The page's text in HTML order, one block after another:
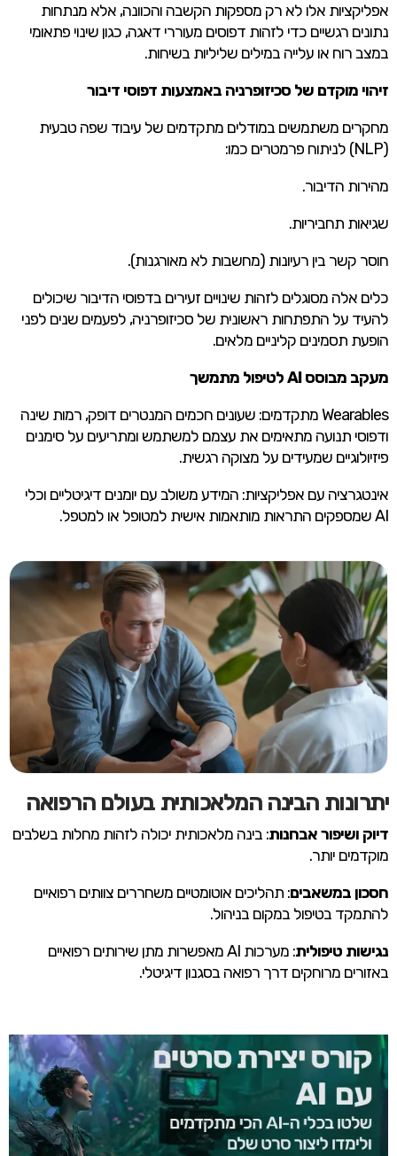
אפליקציות אלו לא רק מספקות הקשבה והכוונה, אלא מנתחות
נתונים רגשיים כדי לזהות דפוסים מעוררי דאגה, כגון שינוי פתאומי
במצב רוח או עלייה במילים שליליות בשיחות.
זיהוי מוקדם של סכיזופרניה באמצעות דפוסי דיבור
מחקרים משתמשים במודלים מתקדמים של עיבוד שפה טבעית
(NLP) לניתוח פרמטרים כמו:
מהירות הדיבור.
שגיאות תחביריות.
חוסר קשר בין רעיונות (מחשבות לא מאורגנות).
כלים אלה מסוגלים לזהות שינויים זעירים בדפוסי הדיבור שיכולים
להעיד על התפתחות ראשונית של סכיזופרניה, לפעמים שנים לפני
הופעת תסמינים קליניים מלאים.
מעקב מבוסס AI לטיפול מתמשך
Wearables מתקדמים: שעונים חכמים המנטרים דופק, רמות שינה
ודפוסי תנועה מתאימים את עצמם למשתמש ומתריעים על סימנים
פיזיולוגיים שמעידים על מצוקה רגשית.
אינטגרציה עם אפליקציות: המידע משולב עם יומנים דיגיטליים וכלי
AI שמספקים התראות מותאמות אישית למטופל או למטפל.
יתרונות הבינה המלאכותית בעולם הרפואה
דיוק ושיפור אבחנות: בינה מלאכותית יכולה לזהות מחלות בשלבים
מוקדמים יותר.
חסכון במשאבים: תהליכים אוטומטיים משחררים צוותים רפואיים
להתמקד בטיפול במקום בניהול.
נגישות טיפולית
: מערכות AI מאפשרות מתן שירותים רפואיים
באזורים מרוחקים דרך רפואה בסגנון דיגיטלי.